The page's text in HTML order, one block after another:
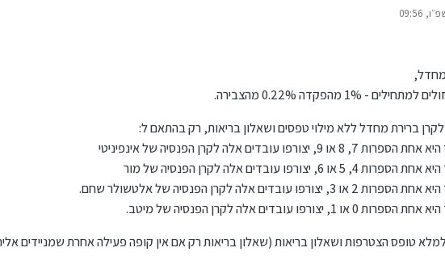
09:56על ידי
מהפקדה 0.22% מהצבירה.
אלה לקרן הפנסיה של אינפיניטי
עובדים אלה לקרן הפנסיה של מור
אלה לקרן הפנסיה של אלטשולר שחם.
אלה לקרן הפנסיה של מיטב.
טופס הצטרפות ושאלון בריאות (שאלון בריאות רק אם אין קופה פעילה אחרת שמניידים